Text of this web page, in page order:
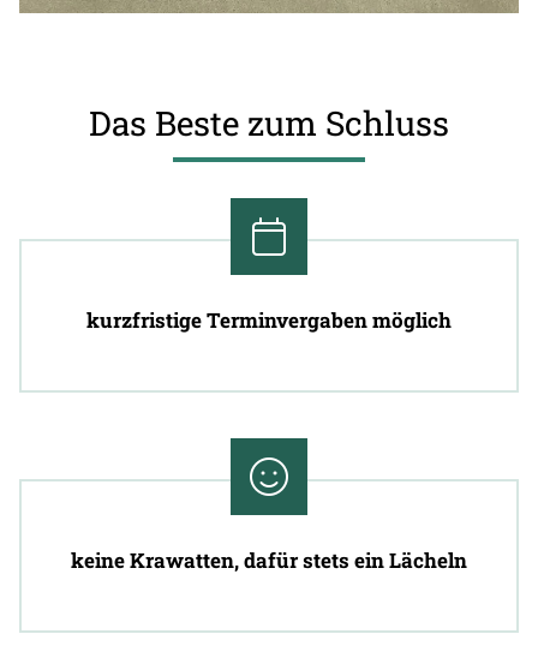
Das Beste zum Schluss
kurzfristige Terminvergaben möglich
keine Krawatten, dafür stets ein Lächeln